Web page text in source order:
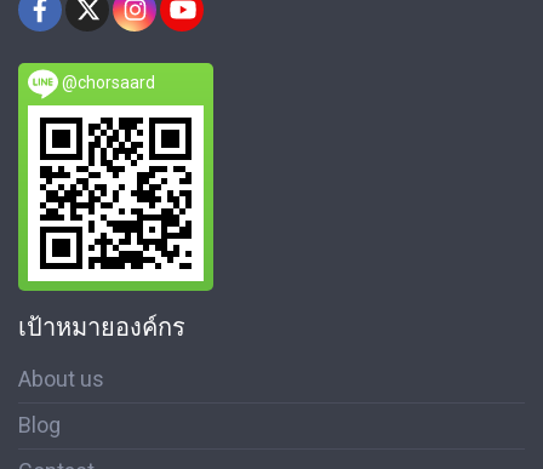
@chorsaard
เป้าหมายองค์กร
About us
Blog